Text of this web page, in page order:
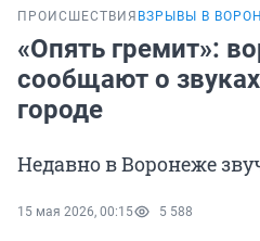
ПРОИСШЕСТВИЯ ВЗРЫВЫ В
«Опять гремит»:
сообщают о
городе
Недавно в Воронеже
15 мая 2026, 00:15 5 588